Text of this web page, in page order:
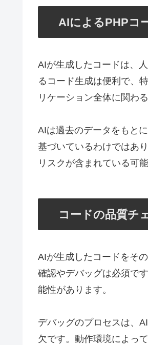
AIによるPHPコ
AIが生成したコードは、
るコード生成は便利で、
リケーション全体に関わ
AIは過去のデータをもと
基づいているわけではあ
リスクが含まれている可
コードの品質チ
AIが生成したコードをそ
確認やデバッグは必須で
能性があります。
デバッグのプロセスは、
欠です。動作環境によっ